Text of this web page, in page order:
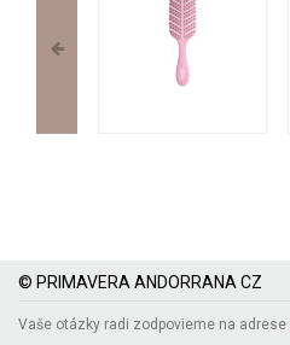
© PRIMAVERA ANDORRANA CZ
Vaše otázky radi zodpovieme na adrese